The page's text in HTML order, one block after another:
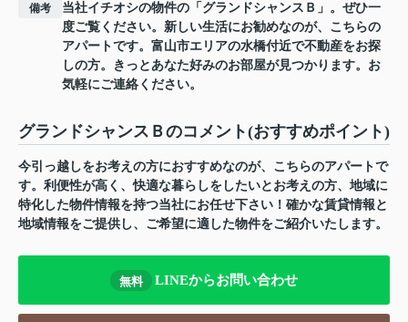
備考
当社イチオシの物件の「グランドシャンスＢ」。ぜひ一
度ご覧ください。新しい生活にお勧めなのが、こちらの
アパートです。富山市エリアの水橋付近で不動産をお探
しの方。きっとあなた好みのお部屋が見つかります。お
気軽にご連絡ください。
グランドシャンスＢのコメント(おすすめポイント)
今引っ越しをお考えの方におすすめなのが、こちらのアパートで
す。利便性が高く、快適な暮らしをしたいとお考えの方、地域に
特化した物件情報を持つ当社にお任せ下さい！確かな賃貸情報と
地域情報をご提供し、ご希望に適した物件をご紹介いたします。
無料 LINEからお問い合わせ